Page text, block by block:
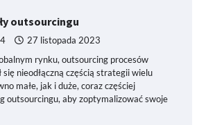
outsourcingu
27 listopada 2023
rynku, outsourcing procesów
się nieodłączną częścią strategii wielu
małe, jak i duże, coraz częściej
outsourcingu, aby zoptymalizować swoje